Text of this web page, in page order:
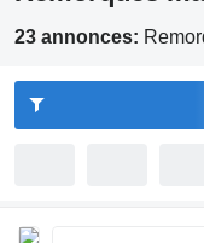
23 annonces: